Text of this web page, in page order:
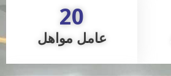
20
عامل مواهل